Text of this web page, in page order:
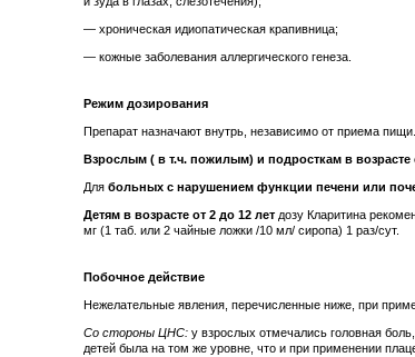
— хроническая идиопатическая крапивница;
— кожные заболевания аллергического генеза.
Режим дозирования
Препарат назначают внутрь, независимо от приема пищи.
Взрослым ( в т.ч. пожилым) и подросткам в возрасте
Для больных с нарушением функции печени или
Детям в возрасте от 2 до 12 лет дозу Кларитина
мг (1 таб. или 2 чайные ложки /10 мл/ сиропа) 1 раз/сут.
Побочное действие
Нежелательные явления, перечисленные ниже, при
Со стороны ЦНС: у взрослых отмечались головная
детей была на том же уровне, что и при применении